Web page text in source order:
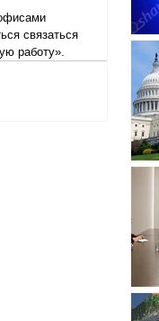
связаться
работу».